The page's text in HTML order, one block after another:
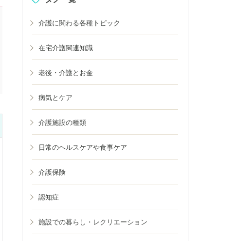
介護に関わる各種トピック
在宅介護関連知識
老後・介護とお金
病気とケア
介護施設の種類
日常のヘルスケアや食事ケア
介護保険
認知症
施設での暮らし・レクリエーション